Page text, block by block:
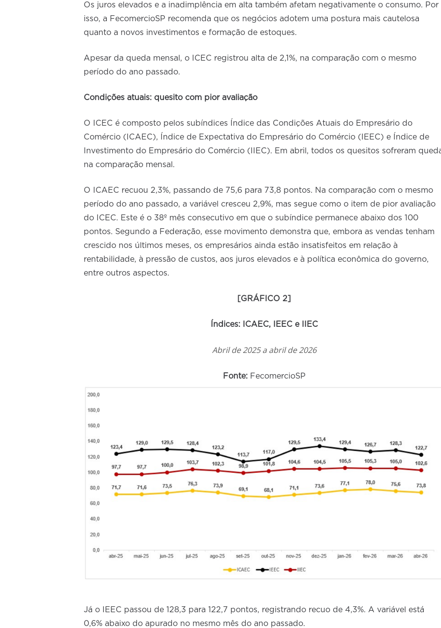
Os juros elevados e a inadimplência em alta também afetam negativamente o consumo. Por
isso, a FecomercioSP recomenda que os negócios adotem uma postura mais cautelosa
quanto a novos investimentos e formação de estoques.
Apesar da queda mensal, o ICEC registrou alta de 2,1%, na comparação com o mesmo
período do ano passado.
Condições atuais: quesito com pior avaliação
O ICEC é composto pelos subíndices Índice das Condições Atuais do Empresário do
Comércio (ICAEC), Índice de Expectativa do Empresário do Comércio (IEEC) e Índice de
Investimento do Empresário do Comércio (IIEC). Em abril, todos os quesitos sofreram
na comparação mensal.
O ICAEC recuou 2,3%, passando de 75,6 para 73,8 pontos. Na comparação com o mesmo
período do ano passado, a variável cresceu 2,9%, mas segue como o item de pior avaliação
do ICEC. Este é o 38º mês consecutivo em que o subíndice permanece abaixo dos 100
pontos. Segundo a Federação, esse movimento demonstra que, embora as vendas tenham
crescido nos últimos meses, os empresários ainda estão insatisfeitos em relação à
rentabilidade, à pressão de custos, aos juros elevados e à política econômica do governo,
entre outros aspectos.
[GRÁFICO 2]
Índices: ICAEC, IEEC e IIEC
Abril de 2025 a abril de 2026
Fonte:FecomercioSP
Já o IEEC passou de 128,3 para 122,7 pontos, registrando recuo de 4,3%. A variável está
0,6% abaixo do apurado no mesmo mês do ano passado.